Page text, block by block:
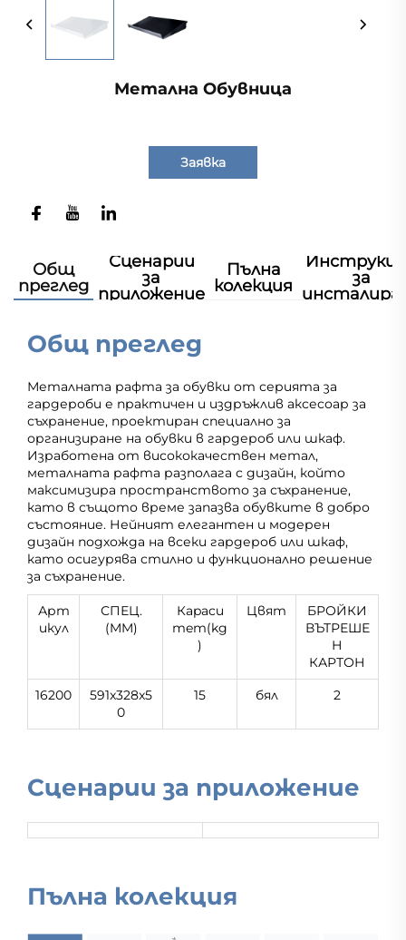
Метална Обувница
Заявка
Общ
преглед
Сценарии
за
приложение
Пълна
колекция
за
Общ преглед
Металната рафта за обувки от серията за
гардероби е практичен и издръжлив аксесоар за
съхранение, проектиран специално за
организиране на обувки в гардероб или шкаф.
Изработена от висококачествен метал,
металната рафта разполага с дизайн, който
максимизира пространството за съхранение,
като в същото време запазва обувките в добро
състояние. Нейният елегантен и модерен
дизайн подхожда на всеки гардероб или шкаф,
като осигурява стилно и функционално решение
за съхранение.
Арт
икул
СПЕЦ.
(MM)
Кapacи
тeт(kg
)
Цвят
БРОЙКИ
ВЪТРЕШЕ
Н
КАРТОН
16200
591x328x5
0
15 бял 2
Сценарии за приложение
Пълна колекция